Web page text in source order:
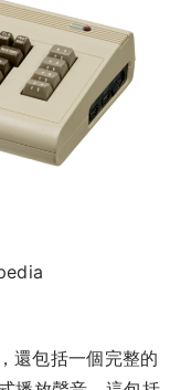
還包括一個完整的